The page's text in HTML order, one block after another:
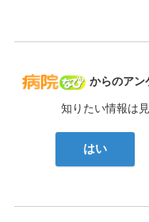
病院なび
からのアン
知りたい情報は
はい